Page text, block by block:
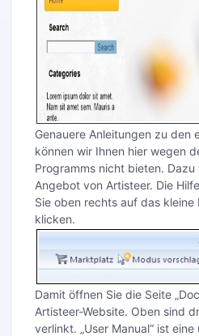
Genauere Anleitungen zu den
können wir Ihnen hier wegen
Programms nicht bieten.
Angebot von Artisteer. Die
Sie oben rechts auf das kleine
klicken.
Damit öffnen Sie die Seite
Artisteer-Website. Oben sind
verlinkt. „User Manual“ ist